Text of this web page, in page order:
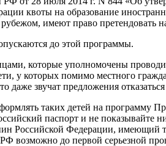
квоты на образование
имеют право претендовать
до этой программы.
которые уполномочены
у которых помимо местного
даже звучат предложения
таких детей на программу
паспорт и не
Российской Федерации, имеющий
возможно до первой серьезной